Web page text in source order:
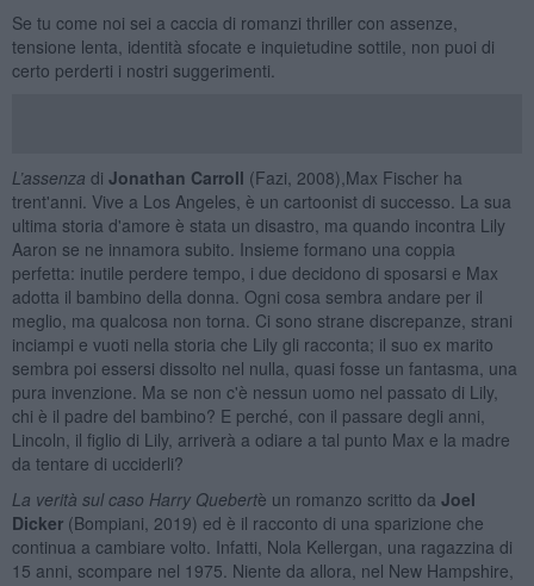
Se tu come noi sei a caccia di romanzi thriller con assenze,
tensione lenta, identità sfocate e inquietudine sottile, non puoi di
certo perderti i nostri suggerimenti.
L’assenza di Jonathan Carroll (Fazi, 2008),Max Fischer ha
trent'anni. Vive a Los Angeles, è un cartoonist di successo. La sua
ultima storia d'amore è stata un disastro, ma quando incontra Lily
Aaron se ne innamora subito. Insieme formano una coppia
perfetta: inutile perdere tempo, i due decidono di sposarsi e Max
adotta il bambino della donna. Ogni cosa sembra andare per il
meglio, ma qualcosa non torna. Ci sono strane discrepanze, strani
inciampi e vuoti nella storia che Lily gli racconta; il suo ex marito
sembra poi essersi dissolto nel nulla, quasi fosse un fantasma, una
pura invenzione. Ma se non c'è nessun uomo nel passato di Lily,
chi è il padre del bambino? E perché, con il passare degli anni,
Lincoln, il figlio di Lily, arriverà a odiare a tal punto Max e la madre
da tentare di ucciderli?
La verità sul caso Harry Quebertè un romanzo scritto da Joel
Dicker (Bompiani, 2019) ed è il racconto di una sparizione che
continua a cambiare volto. Infatti, Nola Kellergan, una ragazzina di
15 anni, scompare nel 1975. Niente da allora, nel New Hampshire,